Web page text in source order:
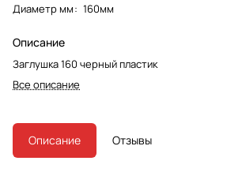
Диаметр мм: 160мм
Описание
Заглушка 160 черный пластик
Все описание
Описание Отзывы